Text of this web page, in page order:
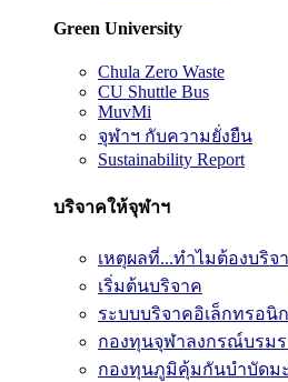
Green University
Chula Zero Waste
CU Shuttle Bus
MuvMi
จุฬาฯ กับความยั่งยืน
Sustainability Report
บริจาคให้จุฬาฯ
เหตุผลที่...ทำไมต้องบริจ
เริ่มต้นบริจาค
ระบบบริจาคอิเล็กทรอนิ
กองทุนจุฬาลงกรณ์บรม
กองทุนภูมิคุ้มกันบำบัดมะ